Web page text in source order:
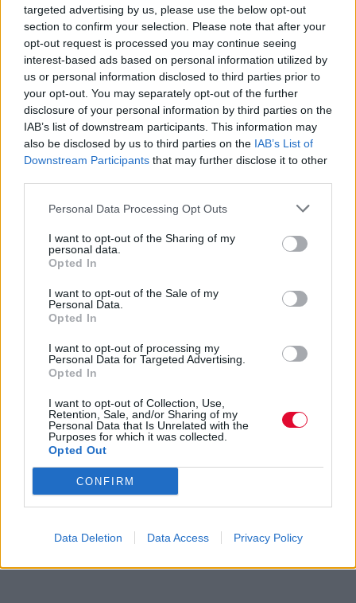
targeted advertising by us, please use the below opt-out
section to confirm your selection. Please note that after your
opt-out request is processed you may continue seeing
interest-based ads based on personal information utilized by
us or personal information disclosed to third parties prior to
your opt-out. You may separately opt-out of the further
disclosure of your personal information by third parties on the
IAB’s list of downstream participants. This information may
also be disclosed by us to third parties on the IAB’s List of
Downstream Participants that may further disclose it to other
Personal Data Processing Opt Outs
I want to opt-out of the Sharing of my
personal data.
Opted In
I want to opt-out of the Sale of my
Personal Data.
Opted In
I want to opt-out of processing my
Personal Data for Targeted Advertising.
Opted In
I want to opt-out of Collection, Use,
Retention, Sale, and/or Sharing of my
Personal Data that Is Unrelated with the
Purposes for which it was collected.
Opted Out
CONFIRM
Data Deletion Data Access Privacy Policy